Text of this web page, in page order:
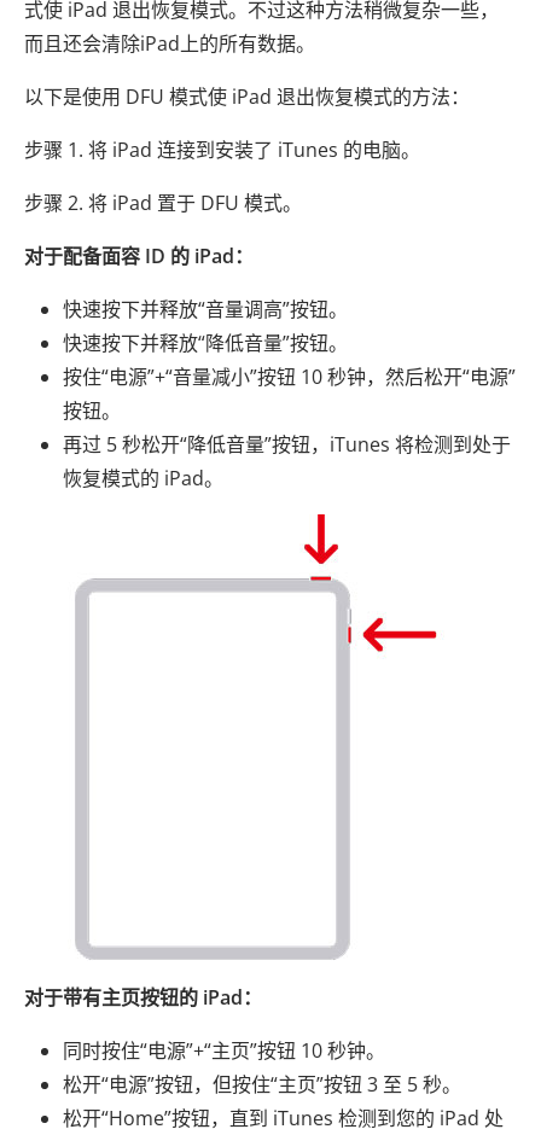
式使 iPad 退出恢复模式。不过这种方法稍微复杂一些，
而且还会清除iPad上的所有数据。
以下是使用 DFU 模式使 iPad 退出恢复模式的方法：
步骤 1. 将 iPad 连接到安装了 iTunes 的电脑。
步骤 2. 将 iPad 置于 DFU 模式。
对于配备面容 ID 的 iPad：
快速按下并释放“音量调高”按钮。
快速按下并释放“降低音量”按钮。
按住“电源”+“音量减小”按钮 10 秒钟，然后松开“电源”
按钮。
再过 5 秒松开“降低音量”按钮，iTunes 将检测到处于
恢复模式的 iPad。
对于带有主页按钮的 iPad：
同时按住“电源”+“主页”按钮 10 秒钟。
松开“电源”按钮，但按住“主页”按钮 3 至 5 秒。
松开“Home”按钮，直到 iTunes 检测到您的 iPad 处